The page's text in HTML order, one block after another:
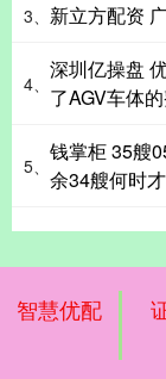
3、 新立方配资
4、
深圳亿操盘
了AGV车体
5、
钱掌柜 35艘
余34艘何时
智慧优配